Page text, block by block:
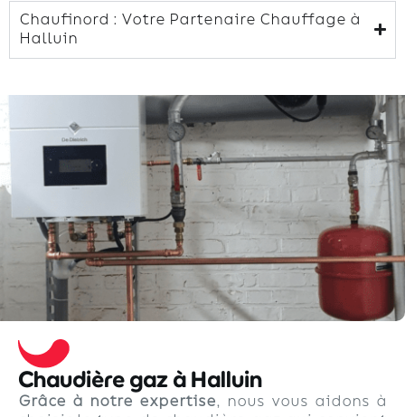
Chaufinord : Votre Partenaire Chauffage à
Halluin
Chaudière gaz à Halluin
Grâce à notre expertise, nous vous aidons à